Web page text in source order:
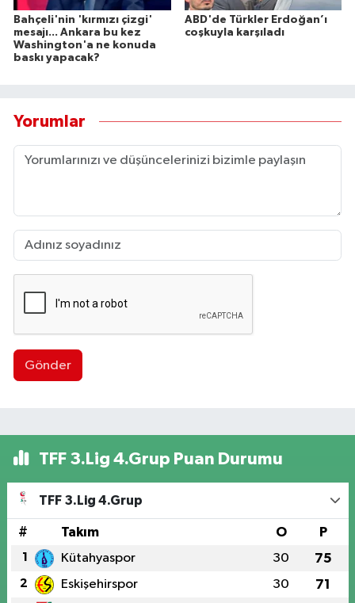
Bahçeli'nin 'kırmızı çizgi'
mesajı... Ankara bu kez
Washington'a ne konuda
baskı yapacak?
ABD'de Türkler Erdoğan’ı
coşkuyla karşıladı
Yorumlar
Gönder
TFF 3.Lig 4.Grup Puan Durumu
TFF 3.Lig 4.Grup
# Takım O P
1 Kütahyaspor 30 75
2 Eskişehirspor 30 71